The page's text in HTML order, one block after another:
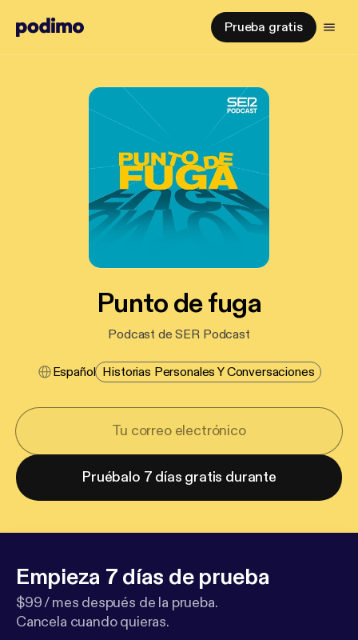
Prueba gratis
Punto de fuga
Podcast de SER Podcast
Español Historias Personales Y Conversaciones
Pruébalo 7 días gratis durante
Empieza 7 días de prueba
$99 / mes después de la prueba.
Cancela cuando quieras.